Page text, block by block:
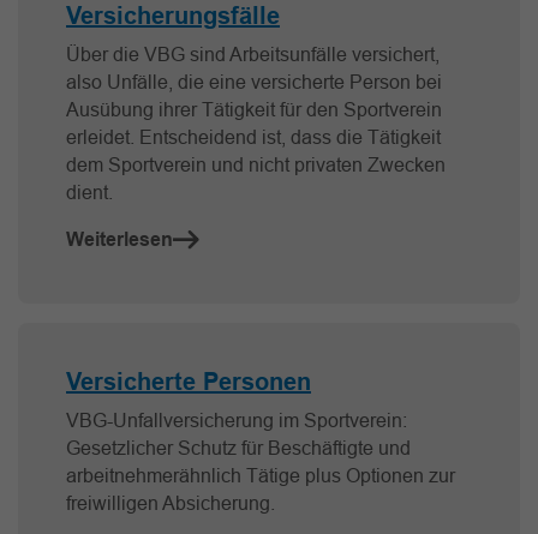
Versicherungsfälle
Über die VBG sind Arbeitsunfälle versichert,
also Unfälle, die eine versicherte Person bei
Ausübung ihrer Tätigkeit für den Sportverein
erleidet. Entscheidend ist, dass die Tätigkeit
dem Sportverein und nicht privaten Zwecken
dient.
Weiterlesen
Versicherte Personen
VBG-Unfallversicherung im Sportverein:
Gesetzlicher Schutz für Beschäftigte und
arbeitnehmerähnlich Tätige plus Optionen zur
freiwilligen Absicherung.